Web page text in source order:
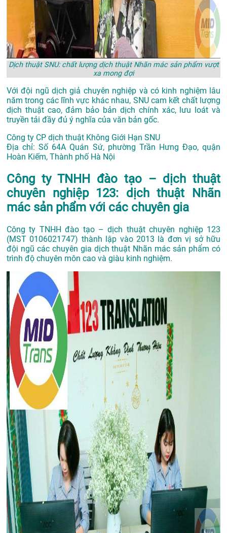
Dịch thuật SNU: chất lượng dịch thuật Nhãn mác sản phẩm vượt
xa mong đợi
Với đội ngũ dịch giả chuyên nghiệp và có kinh nghiệm lâu
năm trong các lĩnh vực khác nhau, SNU cam kết chất lượng
dịch thuật cao, đảm bảo bản dịch chính xác, lưu loát và
truyền tải đầy đủ ý nghĩa của văn bản gốc.
Công ty CP dịch thuật Không Giới Hạn SNU
Địa chỉ: Số 64A Quán Sứ, phường Trần Hưng Đạo, quận
Hoàn Kiếm, Thành phố Hà Nội
Công ty TNHH đào tạo – dịch thuật
chuyên nghiệp 123: dịch thuật Nhãn
mác sản phẩm với các chuyên gia
Công ty TNHH đào tạo – dịch thuật chuyên nghiệp 123
(MST 0106021747) thành lập vào 2013 là đơn vị sở hữu
đội ngũ các chuyên gia dịch thuật Nhãn mác sản phẩm có
trình độ chuyên môn cao và giàu kinh nghiệm.